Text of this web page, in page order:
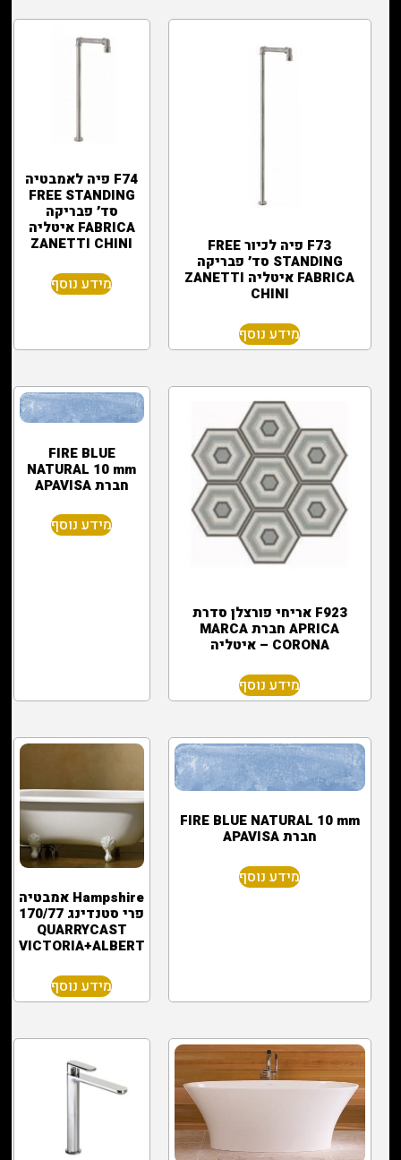
F73 פיה לכיור FREE
STANDING סד׳ פבריקה
FABRICA איטליה ZANETTI
CHINI
מידע נוסף
F74 פיה לאמבטיה
FREE STANDING
סד׳ פבריקה
FABRICA איטליה
ZANETTI CHINI
מידע נוסף
F923 אריחי פורצלן סדרת
APRICA חברת MARCA
CORONA – איטליה
מידע נוסף
FIRE BLUE
NATURAL 10 mm
חברת APAVISA
מידע נוסף
FIRE BLUE NATURAL 10 mm
חברת APAVISA
מידע נוסף
Hampshire אמבטיה
פרי סטנדינג 170/77
QUARRYCAST
VICTORIA+ALBERT
מידע נוסף